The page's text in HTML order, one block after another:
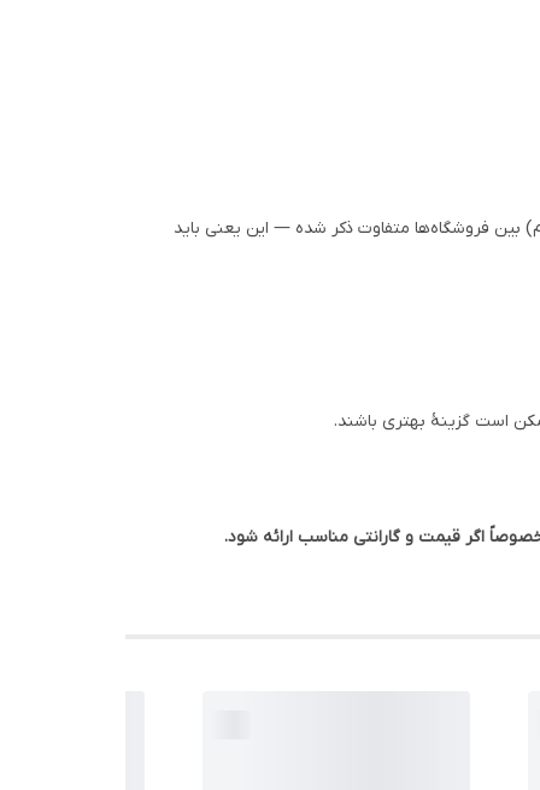
وات؛ همچنین جنس دیگ (گرانیت/آلومینیوم) بین فروشگاه‌ها متفاوت ذکر شده — این یعنی باید
است گزینهٔ بهتری باشند.